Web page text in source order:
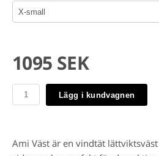
1095 SEK
Lägg i kundvagnen
Ami Väst är en vindtät